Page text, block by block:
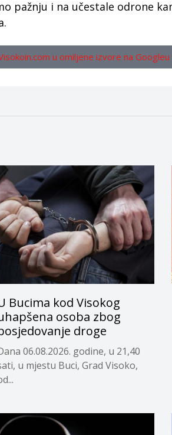
pažnju i na učestale odrone
u omiljene izvore na Googleu
Bucima kod Visokog
osoba zbog
droge
06.08.2026. godine, u 21,40
u mjestu Buci, Grad Visoko,